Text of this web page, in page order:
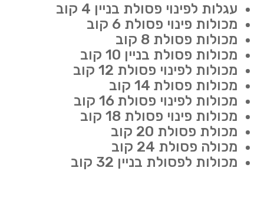
עגלות לפינוי פסולת בניין 4 קוב
מכולות פינוי פסולת 6 קוב
מכולות פסולת 8 קוב
מכולות פסולת בניין 10 קוב
מכולות לפינוי פסולת 12 קוב
מכולות פסולת 14 קוב
מכולות לפינוי פסולת 16 קוב
מכולות פינוי פסולת 18 קוב
מכולת פסולת 20 קוב
מכולה פסולת 24 קוב
מכולות לפסולת בניין 32 קוב